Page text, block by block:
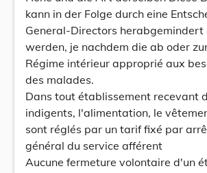
kann in der Folge durch eine
General-Directors herabgemindert
werden, je nachdem die ab oder
Régime intérieur approprié aux
des malades.
Dans tout établissement recevant
indigents, l'alimentation, le
sont réglés par un tarif fixé par
général du service afférent
Aucune fermeture volontaire d'un